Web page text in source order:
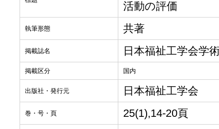
活動の評価
執筆形態 共著
掲載誌名 日本福祉工学会学
掲載区分 国内
出版社・発行元 日本福祉工学会
巻・号・頁 25(1),14-20頁